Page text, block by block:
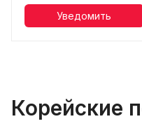
Уведомить
Корейские